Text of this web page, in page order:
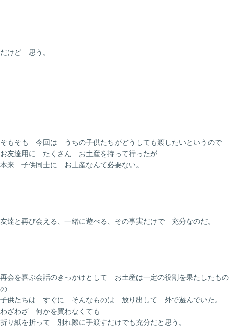
だけど 思う。
そもそも 今回は うちの子供たちがどうしても渡したいというので
お友達用に たくさん お土産を持って行ったが
本来 子供同士に お土産なんて必要ない。
友達と再び会える、一緒に遊べる、その事実だけで 充分なのだ。
再会を喜ぶ会話のきっかけとして お土産は一定の役割を果たしたもの
の
子供たちは すぐに そんなものは 放り出して 外で遊んでいた。
わざわざ 何かを買わなくても
折り紙を折って 別れ際に手渡すだけでも充分だと思う。